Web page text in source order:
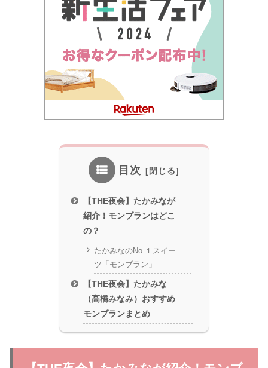
目次
【THE夜会】たかみなが
紹介！モンブランはどこ
の？
たかみなのNo.１スイー
ツ「モンブラン」
【THE夜会】たかみな
（高橋みなみ）おすすめ
モンブランまとめ